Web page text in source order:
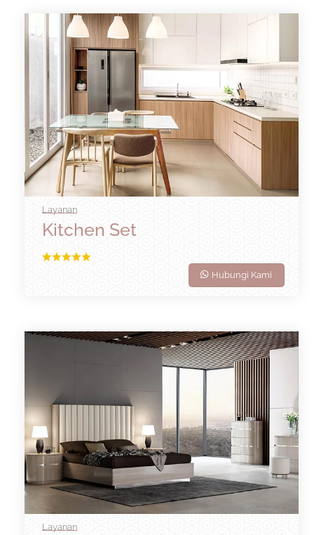
Layanan
Kitchen Set
Hubungi Kami
Layanan